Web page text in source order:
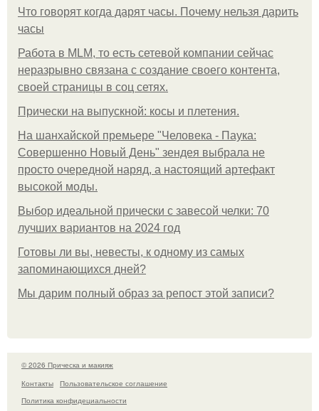
Что говорят когда дарят часы. Почему нельзя дарить
часы
Работа в MLM, то есть сетевой компании сейчас
неразрывно связана с создание своего контента,
своей страницы в соц сетях.
Прически на выпускной: косы и плетения.
На шанхайской премьере "Человека - Паука:
Совершенно Новый День" зендея выбрала не
просто очередной наряд, а настоящий артефакт
высокой моды.
Выбор идеальной прически с завесой челки: 70
лучших вариантов на 2024 год
Готовы ли вы, невесты, к одному из самых
запоминающихся дней?
Мы дарим полный образ за репост этой записи?
© 2026 Прическа и макияж
Контакты
Пользовательское соглашение
Политика конфидециальности